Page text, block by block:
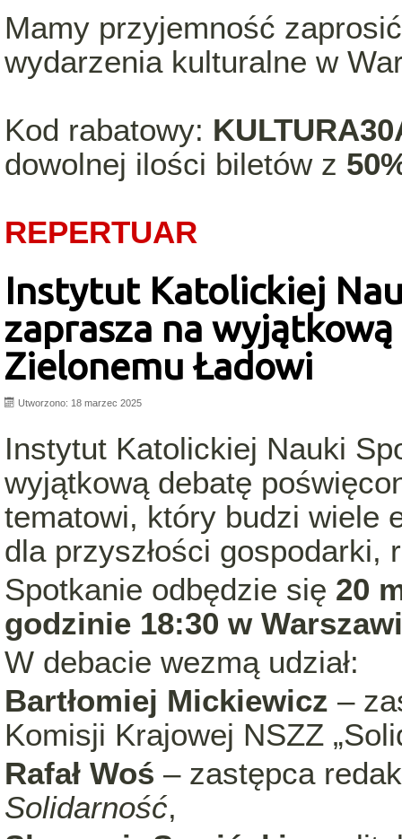
Mamy przyjemność
wydarzenia kulturalne w
Kod rabatowy:
dowolnej ilości biletów z
REPERTUAR
Instytut Katolickiej
zaprasza na
Zielonemu Ładowi
Utworzono: 18 marzec 2025
Instytut Katolickiej Nauki
wyjątkową debatę
tematowi, który budzi wiele
dla przyszłości gospodarki,
Spotkanie odbędzie się 20
godzinie 18:30 w
W debacie wezmą udział:
Bartłomiej Mickiewicz –
Komisji Krajowej NSZZ
Rafał Woś – zastępca
Solidarność,